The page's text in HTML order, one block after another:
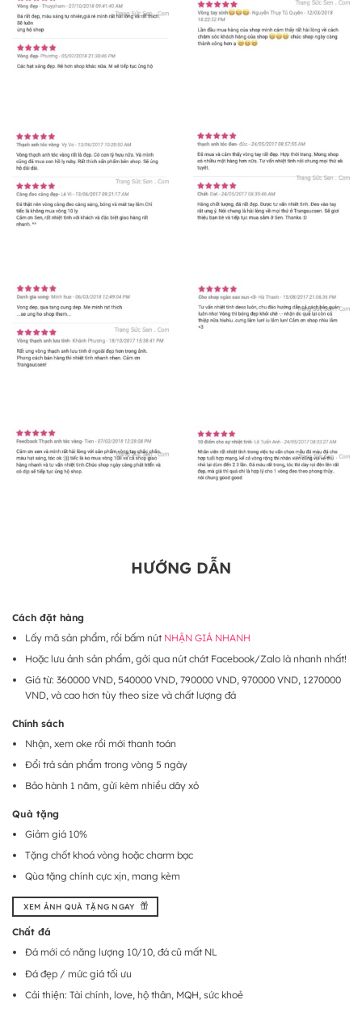
HƯỚNG DẪN
Cách đặt hàng
Lấy mã sản phẩm, rồi bấm nút NHẬN GIÁ NHANH
Hoặc lưu ảnh sản phẩm, gởi qua nút chát Facebook/Zalo là nhanh nhất!
Giá từ: 360000 VND, 540000 VND, 790000 VND, 970000 VND, 1270000
VND, và cao hơn tùy theo size và chất lượng đá
Chính sách
Nhận, xem oke rồi mới thanh toán
Đổi trả sản phẩm trong vòng 5 ngày
Bảo hành 1 năm, gửi kèm nhiều dây xỏ
Quà tặng
Giảm giá 10%
Tặng chốt khoá vòng hoặc charm bạc
Qùa tặng chính cực xịn, mang kèm
XEM ẢNH QUÀ TẶNG NGAY
Chất đá
Đá mới có năng lượng 10/10, đá cũ mất NL
Đá đẹp / mức giá tối ưu
Cải thiện: Tài chính, love, hộ thân, MQH, sức khoẻ